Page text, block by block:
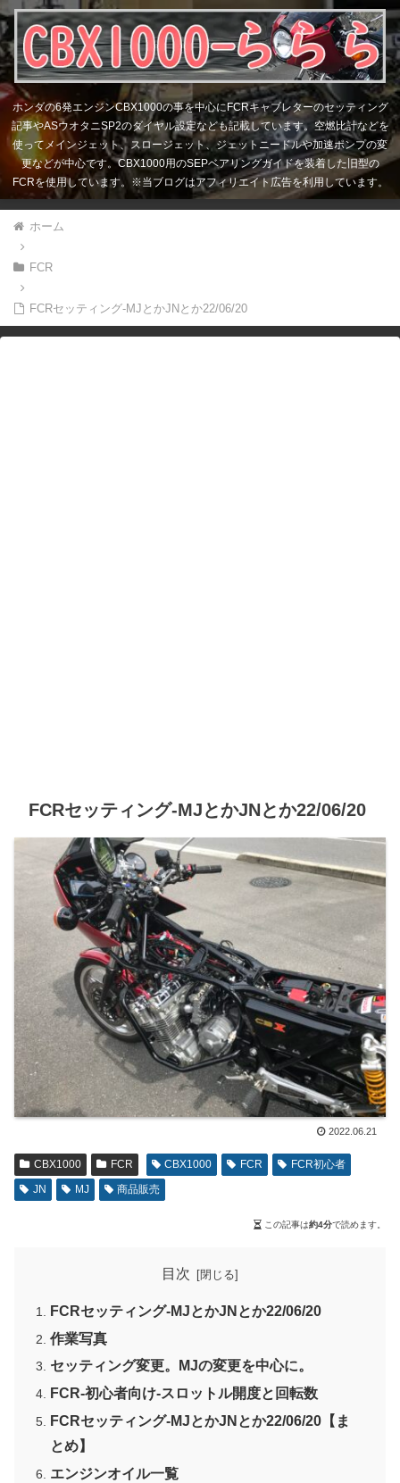
ホンダの6発エンジンCBX1000の事を中心にFCRキャブレターのセッティング
記事やASウオタニSP2のダイヤル設定なども記載しています。空燃比計などを
使ってメインジェット、スロージェット、ジェットニードルや加速ポンプの変
更などが中心です。CBX1000用のSEPベアリングガイドを装着した旧型の
FCRを使用しています。※当ブログはアフィリエイト広告を利用しています。
ホーム
FCR
FCRセッティング-MJとかJNとか22/06/20
FCRセッティング-MJとかJNとか22/06/20
2022.06.21
CBX1000 FCR CBX1000 FCR
FCR初心者
JN
MJ 商品販売
この記事は約4分で読めます。
目次
FCRセッティング-MJとかJNとか22/06/20
作業写真
セッティング変更。MJの変更を中心に。
FCR-初心者向け-スロットル開度と回転数
FCRセッティング-MJとかJNとか22/06/20【ま
とめ】
エンジンオイル一覧